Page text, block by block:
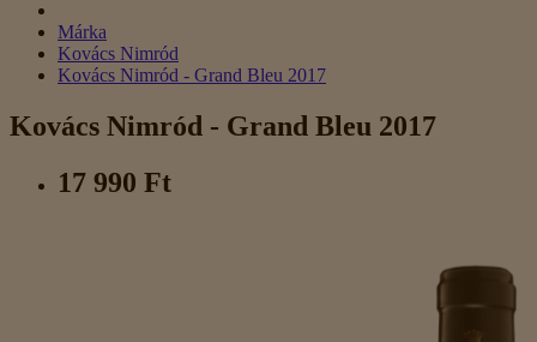
Márka
Kovács Nimród
Kovács Nimród - Grand Bleu 2017
Kovács Nimród - Grand Bleu 2017
17 990 Ft